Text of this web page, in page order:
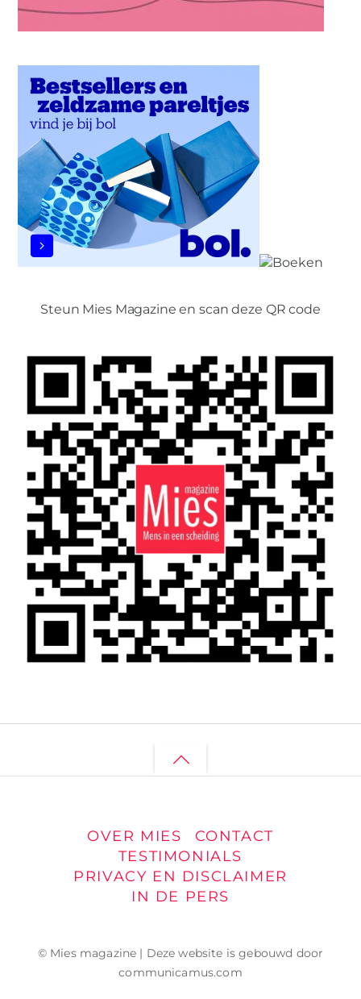
Steun Mies Magazine en scan deze QR code
Back
OVER MIES
CONTACT
TESTIMONIALS
PRIVACY EN DISCLAIMER
IN DE PERS
© Mies magazine | Deze website is gebouwd door
communicamus.com